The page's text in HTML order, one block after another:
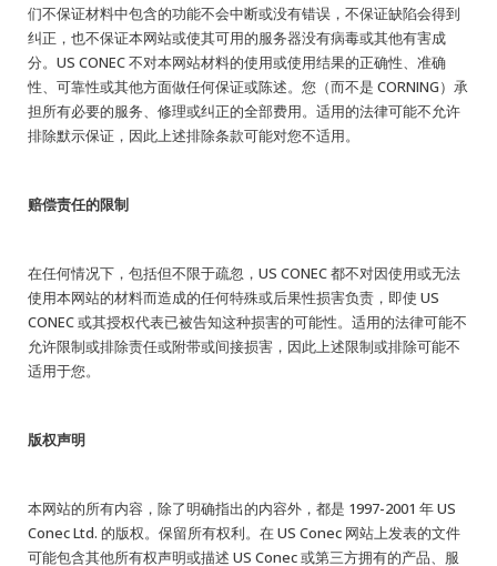
们不保证材料中包含的功能不会中断或没有错误，不保证缺陷会得到
纠正，也不保证本网站或使其可用的服务器没有病毒或其他有害成
分。US CONEC 不对本网站材料的使用或使用结果的正确性、准确
性、可靠性或其他方面做任何保证或陈述。您（而不是 CORNING）承
担所有必要的服务、修理或纠正的全部费用。适用的法律可能不允许
排除默示保证，因此上述排除条款可能对您不适用。
赔偿责任的限制
在任何情况下，包括但不限于疏忽，US CONEC 都不对因使用或无法
使用本网站的材料而造成的任何特殊或后果性损害负责，即使 US
CONEC 或其授权代表已被告知这种损害的可能性。适用的法律可能不
允许限制或排除责任或附带或间接损害，因此上述限制或排除可能不
适用于您。
版权声明
本网站的所有内容，除了明确指出的内容外，都是 1997-2001 年 US
Conec Ltd. 的版权。保留所有权利。在 US Conec 网站上发表的文件
可能包含其他所有权声明或描述 US Conec 或第三方拥有的产品、服